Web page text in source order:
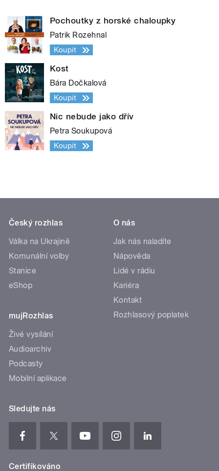
Pochoutky z horské chaloupky
Patrik Rozehnal
Koupit
Kost
Bára Dočkalová
Koupit
Nic nebude jako dřív
Petra Soukupová
Koupit
Český rozhlas
Válka na Ukrajině
Komunální volby
Stanice
eShop
mujRozhlas
Živé vysílání
Audioarchiv
Podcasty
Mobilní aplikace
O nás
Jak nás naladíte
Nápověda
Lidé v rádiu
Kariéra
Kontakt
Rozhlasový poplatek
Sledujte nás
Certifikováno